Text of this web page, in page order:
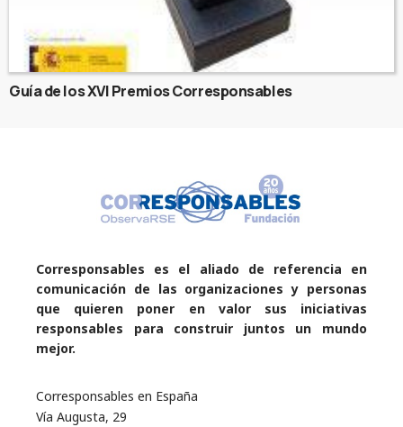
Guía de los XVI Premios Corresponsables
Corresponsables es el aliado de referencia en
comunicación de las organizaciones y personas
que quieren poner en valor sus iniciativas
responsables para construir juntos un mundo
mejor.
Corresponsables en España
Vía Augusta, 29